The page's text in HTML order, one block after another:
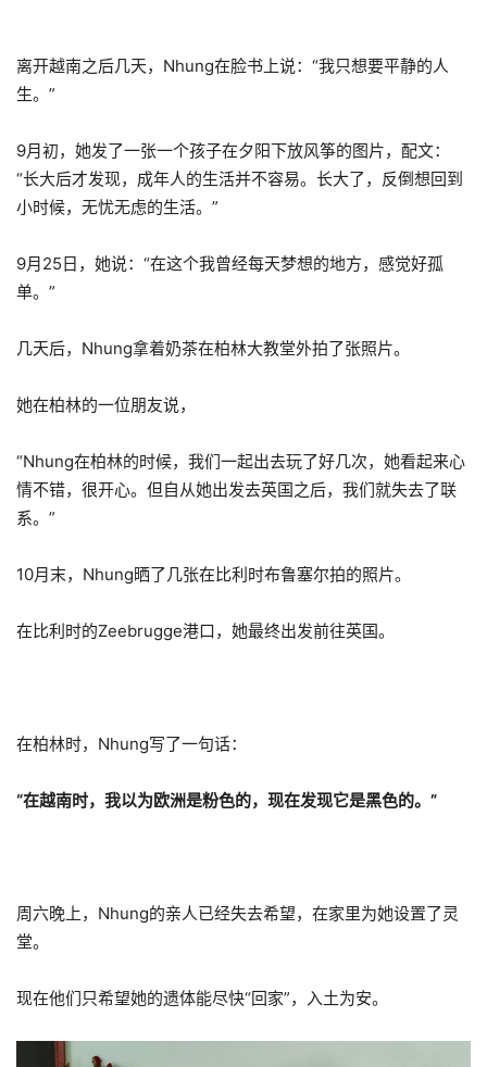
离开越南之后几天，Nhung在脸书上说：“我只想要平静的人
生。”
9月初，她发了一张一个孩子在夕阳下放风筝的图片，配文：
“长大后才发现，成年人的生活并不容易。长大了，反倒想回到
小时候，无忧无虑的生活。”
9月25日，她说：“在这个我曾经每天梦想的地方，感觉好孤
单。”
几天后，Nhung拿着奶茶在柏林大教堂外拍了张照片。
她在柏林的一位朋友说，
“Nhung在柏林的时候，我们一起出去玩了好几次，她看起来心
情不错，很开心。但自从她出发去英国之后，我们就失去了联
系。”
10月末，Nhung晒了几张在比利时布鲁塞尔拍的照片。
在比利时的Zeebrugge港口，她最终出发前往英国。
在柏林时，Nhung写了一句话：
“在越南时，我以为欧洲是粉色的，现在发现它是黑色的。”
周六晚上，Nhung的亲人已经失去希望，在家里为她设置了灵
堂。
现在他们只希望她的遗体能尽快“回家”，入土为安。